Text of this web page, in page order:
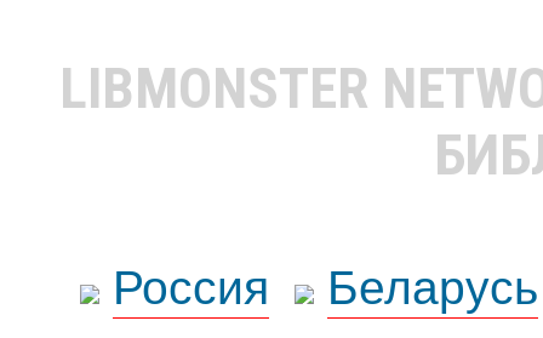
LIBMONSTER
Россия
Беларусь